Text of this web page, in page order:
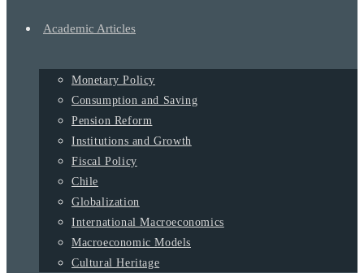
Academic Articles
Monetary Policy
Consumption and Saving
Pension Reform
Institutions and Growth
Fiscal Policy
Chile
Globalization
International Macroeconomics
Macroeconomic Models
Cultural Heritage